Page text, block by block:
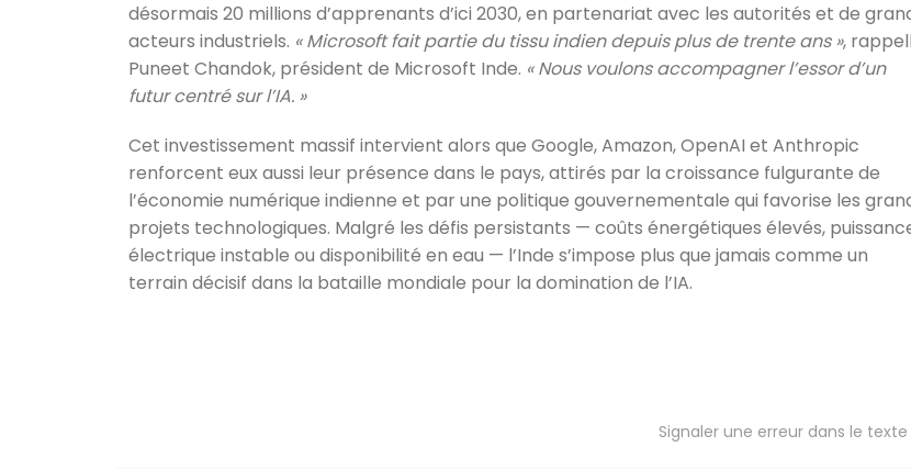
désormais 20 millions d’apprenants d’ici 2030, en partenariat avec les autorités et de
acteurs industriels. « Microsoft fait partie du tissu indien depuis plus de trente ans »,
Puneet Chandok, président de Microsoft Inde. « Nous voulons accompagner l’essor d’un
futur centré sur l’IA. »
Cet investissement massif intervient alors que Google, Amazon, OpenAI et Anthropic
renforcent eux aussi leur présence dans le pays, attirés par la croissance fulgurante de
l’économie numérique indienne et par une politique gouvernementale qui favorise les
projets technologiques. Malgré les défis persistants — coûts énergétiques élevés,
électrique instable ou disponibilité en eau — l’Inde s’impose plus que jamais comme un
terrain décisif dans la bataille mondiale pour la domination de l’IA.
Signaler une erreur dans le texte